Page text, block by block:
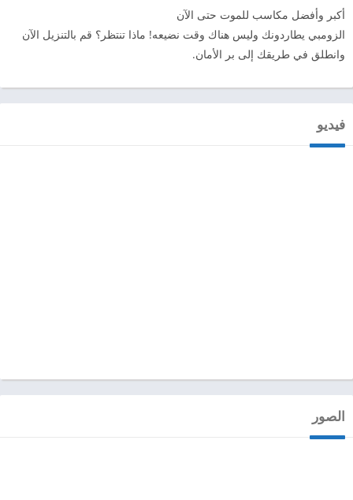
أكبر وأفضل مكاسب للموت حتى الآن
الزومبي يطاردونك وليس هناك وقت نضيعه! ماذا تنتظر؟ قم بالتنزيل الآن
وانطلق في طريقك إلى بر الأمان.
فيديو
الصور